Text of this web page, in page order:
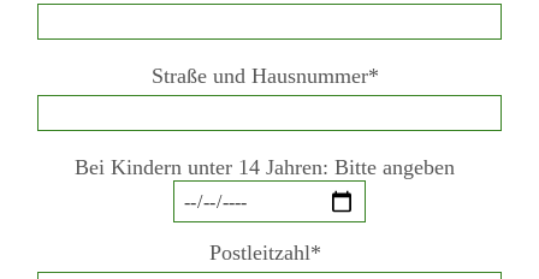
Mitgliedschaft
Kontakt
Straße und Hausnummer*
Bei Kindern unter 14 Jahren: Bitte angeben
Postleitzahl*